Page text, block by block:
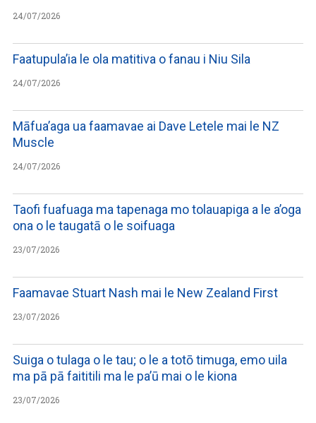
24/07/2026
Faatupula’ia le ola matitiva o fanau i Niu Sila
24/07/2026
Māfua’aga ua faamavae ai Dave Letele mai le NZ
Muscle
24/07/2026
Taofi fuafuaga ma tapenaga mo tolauapiga a le a’oga
ona o le taugatā o le soifuaga
23/07/2026
Faamavae Stuart Nash mai le New Zealand First
23/07/2026
Suiga o tulaga o le tau; o le a totō timuga, emo uila
ma pā pā faititili ma le pa’ū mai o le kiona
23/07/2026